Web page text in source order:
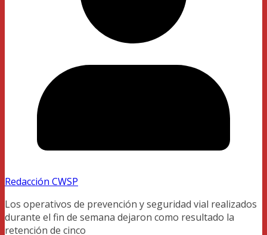
Redacción CWSP
Los operativos de prevención y seguridad vial realizados
durante el fin de semana dejaron como resultado la
retención de cinco